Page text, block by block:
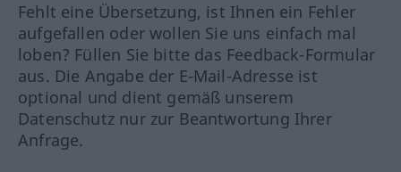
Fehlt eine Übersetzung, ist Ihnen ein Fehler
aufgefallen oder wollen Sie uns einfach mal
loben? Füllen Sie bitte das Feedback-Formular
aus. Die Angabe der E-Mail-Adresse ist
optional und dient gemäß unserem
Datenschutz nur zur Beantwortung Ihrer
Anfrage.